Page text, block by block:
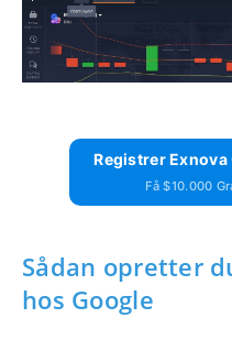
Registrer
Få $10.000
Sådan opretter
hos Google